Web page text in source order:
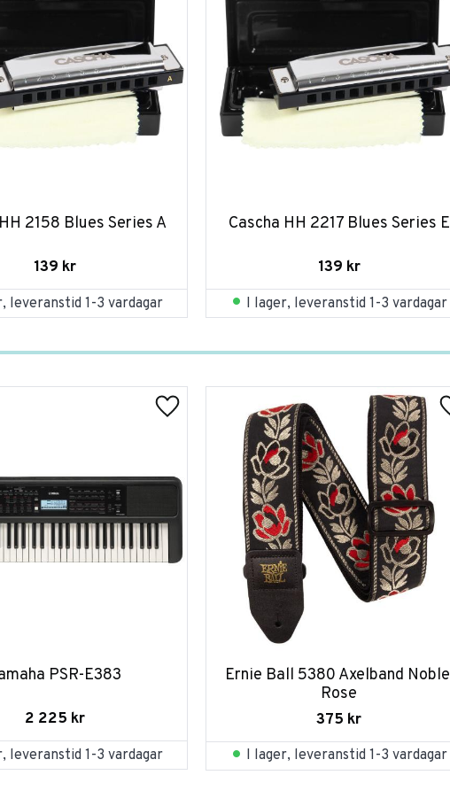
2158 Blues Series A
139 kr
leveranstid 1-3 vardagar
Cascha HH 2217 Blues Series E
139 kr
I lager, leveranstid 1-3 vardagar
PSR-E383
2 225 kr
leveranstid 1-3 vardagar
Ernie Ball 5380 Axelband Noble
Rose
375 kr
I lager, leveranstid 1-3 vardagar